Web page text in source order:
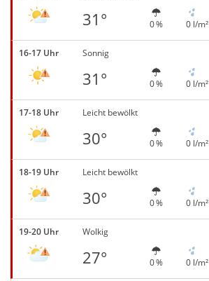
31° 0 % 0 l/m²
16-17 Uhr Sonnig
31° 0 % 0 l/m²
17-18 Uhr Leicht bewölkt
30° 0 % 0 l/m²
18-19 Uhr Leicht bewölkt
30° 0 % 0 l/m²
19-20 Uhr Wolkig
27° 0 % 0 l/m²